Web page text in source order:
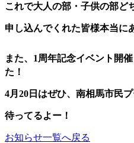
これで大人の部・子供の部ど
申し込んでくれた皆様本当に
また、1周年記念イベント開
た！
4月20日はぜひ、南相馬市民
待ってるよー！
お知らせ一覧へ戻る